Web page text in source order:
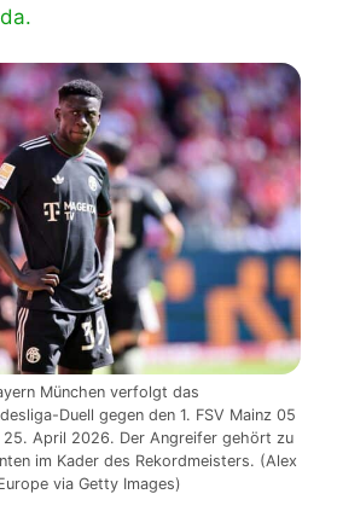
München verfolgt das
Duell gegen den 1. FSV Mainz 05
25. April 2026. Der Angreifer gehört zu
im Kader des Rekordmeisters. (Alex
via Getty Images)